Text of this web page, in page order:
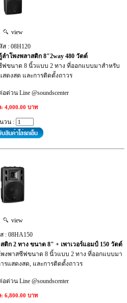
view
ส : 08H120
ลำโพงพลาสติก 8"2way 480 วัตต์
ซีฟขนาด 8 นิ้วแบบ 2 ทาง ที่ออกแบบมาสำหรับ
สดงสด และการติดตั้งถาวร
วน Line @soundscenter
4,000.00 บาท
วน :
view
: 08HA150
ติก 2 ทาง ขนาด 8" + เพาเวอร์แอมป์ 150 วัตต์
พงพาสซีฟขนาด 8 นิ้วแบบ 2 ทาง ที่ออกแบบมา
รแสดงสด, และการติดตั้งถาวร
วน Line @soundscenter
6,800.00 บาท